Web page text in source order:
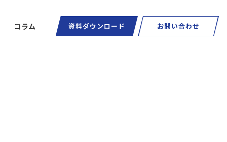
コラム 資料ダウンロード お問い合わせ